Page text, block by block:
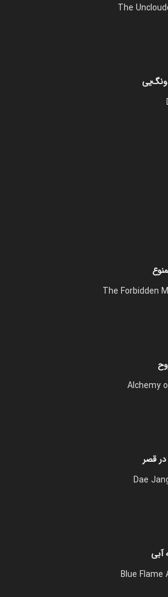
The
The Forbidden
Alchemy
قصر
Dae
آبی
Blue Flame